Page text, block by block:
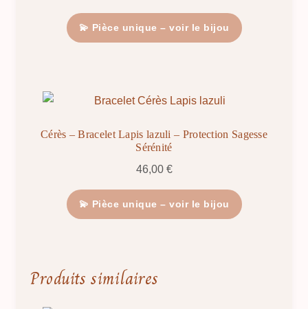
💫 Pièce unique – voir le bijou
Cérès – Bracelet Lapis lazuli – Protection Sagesse
Sérénité
46,00 €
💫 Pièce unique – voir le bijou
Produits similaires